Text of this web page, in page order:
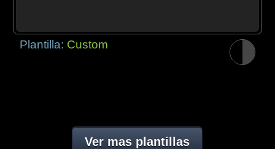
Plantilla: Custom
Ver mas plantillas